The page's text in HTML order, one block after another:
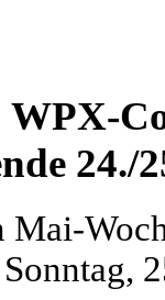
WPX-
24./
Mai-